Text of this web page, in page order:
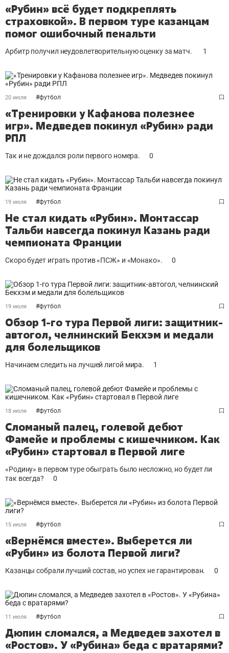
«Рубин» всё будет подкреплять
страховкой». В первом туре казанцам
помог ошибочный пенальти
Арбитр получил неудовлетворительную оценку за матч. 1
20 июля #футбол
«Тренировки у Кафанова полезнее
игр». Медведев покинул «Рубин» ради
РПЛ
Так и не дождался роли первого номера. 0
19 июля #футбол
Не стал кидать «Рубин». Монтассар
Тальби навсегда покинул Казань ради
чемпионата Франции
Скоро будет играть против «ПСЖ» и «Монако». 0
19 июля #футбол
Обзор 1-го тура Первой лиги: защитник-
автогол, челнинский Бекхэм и медали
для болельщиков
Начинаем следить на лучшей лигой мира. 1
18 июля #футбол
Сломаный палец, голевой дебют
Фамейе и проблемы с кишечником. Как
«Рубин» стартовал в Первой лиге
«Родину» в первом туре обыграть было несложно, но будет ли
так всегда?
0
15 июля #футбол
«Вернёмся вместе». Выберется ли
«Рубин» из болота Первой лиги?
Казанцы собрали лучший состав, но успех не гарантирован. 0
11 июля #футбол
Дюпин сломался, а Медведев захотел в
«Ростов». У «Рубина» беда с вратарями?